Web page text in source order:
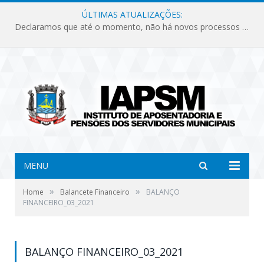
ÚLTIMAS ATUALIZAÇÕES:
Declaramos que até o momento, não há novos processos licitatórios para o Instituto de Previdência no ano de 2026.
MENU
Home » Balancete Financeiro »
BALANÇO
FINANCEIRO_03_2021
BALANÇO FINANCEIRO_03_2021